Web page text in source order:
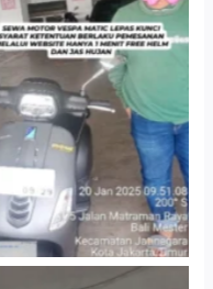
Cityplaza Jatinegara
Gedung Parkir P6A